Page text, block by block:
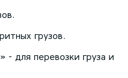
грузов.
- для перевозки груза и